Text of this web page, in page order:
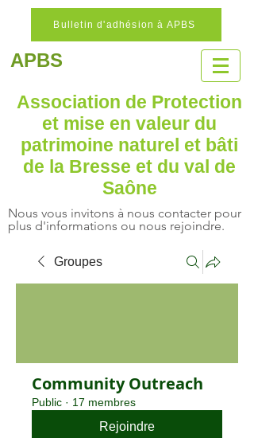
Bulletin d'adhésion à APBS
APBS
Association de Protection
et mise en valeur du
patrimoine naturel et bâti
de la Bresse et du val de
Saône
Nous vous invitons à nous contacter pour
plus d'informations ou nous rejoindre.
Groupes
Community Outreach
Public · 17 membres
Rejoindre